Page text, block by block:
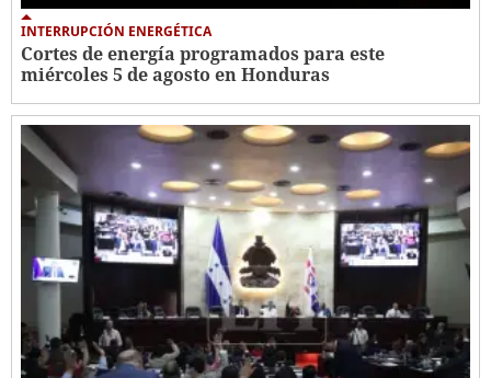
INTERRUPCIÓN ENERGÉTICA
Cortes de energía programados para este
miércoles 5 de agosto en Honduras